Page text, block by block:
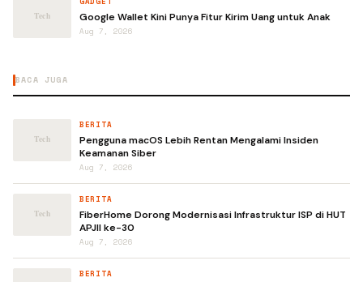
Google Wallet Kini Punya Fitur Kirim Uang untuk Anak
Aug 7, 2026
BACA JUGA
BERITA
Pengguna macOS Lebih Rentan Mengalami Insiden
Keamanan Siber
Aug 7, 2026
BERITA
FiberHome Dorong Modernisasi Infrastruktur ISP di HUT
APJII ke-30
Aug 7, 2026
BERITA